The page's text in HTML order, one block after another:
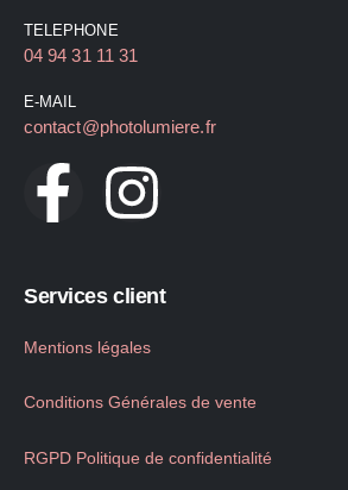
TELEPHONE
04 94 31 11 31
E-MAIL
contact@photolumiere.fr
Services client
Mentions légales
Conditions Générales de vente
RGPD Politique de confidentialité